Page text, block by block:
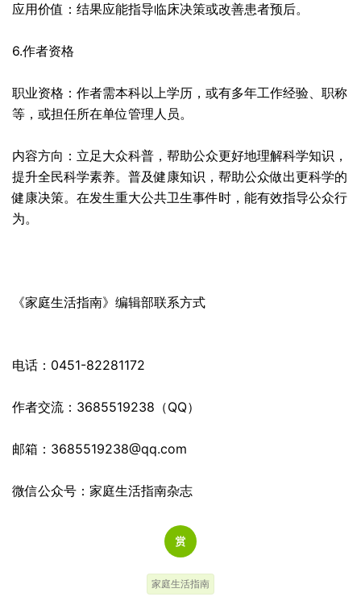
应用价值：结果应能指导临床决策或改善患者预后。
6.作者资格
职业资格：作者需本科以上学历，或有多年工作经验、职称
等，或担任所在单位管理人员。
内容方向：立足大众科普，帮助公众更好地理解科学知识，
提升全民科学素养。普及健康知识，帮助公众做出更科学的
健康决策。在发生重大公共卫生事件时，能有效指导公众行
为。
《家庭生活指南》编辑部联系方式
电话：0451-82281172
作者交流：3685519238（QQ）
邮箱： 3685519238@qq.com
微信公众号：家庭生活指南杂志‍
家庭生活指南